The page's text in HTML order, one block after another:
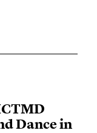
Dance in